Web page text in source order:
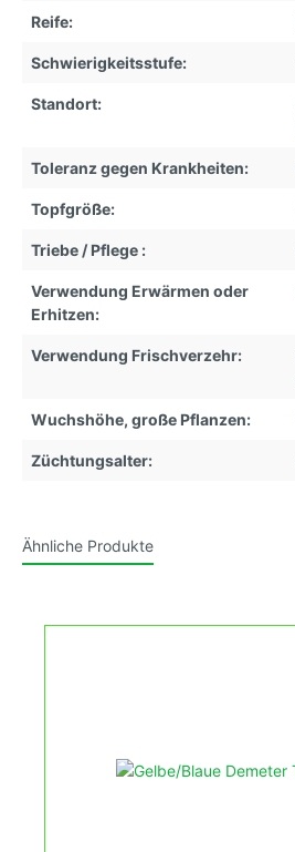
Reife:
Schwierigkeitsstufe:
Standort:
Toleranz gegen Krankheiten:
Topfgröße:
Triebe / Pflege :
Verwendung Erwärmen oder
Erhitzen:
Verwendung Frischverzehr:
Wuchshöhe, große Pflanzen:
Züchtungsalter:
Ähnliche Produkte